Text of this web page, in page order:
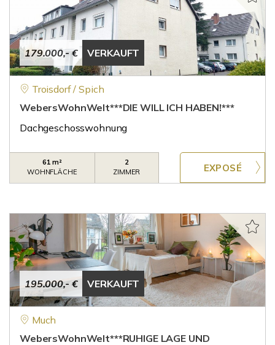
179.000,- € VERKAUFT
Troisdorf / Spich
WebersWohnWelt***DIE WILL ICH HABEN!***
Dachgeschosswohnung
61 m²
WOHNFLÄCHE
2
ZIMMER
195.000,- € VERKAUFT
Much
WebersWohnWelt***RUHIGE LAGE UND